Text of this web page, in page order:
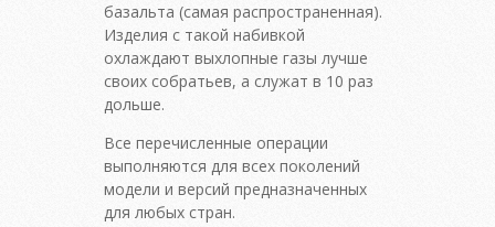
базальта (самая распространенная).
Изделия с такой набивкой
охлаждают выхлопные газы лучше
своих собратьев, а служат в 10 раз
дольше.
Все перечисленные операции
выполняются для всех поколений
модели и версий предназначенных
для любых стран.